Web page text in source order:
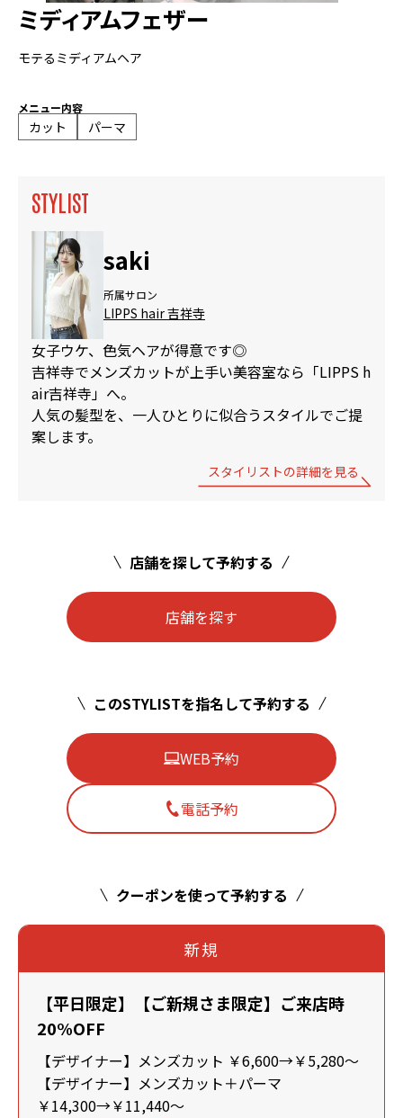
ミディアムフェザー
モテるミディアムヘア
メニュー内容
カット パーマ
STYLIST
saki
所属サロン
LIPPS hair 吉祥寺
女子ウケ、色気ヘアが得意です◎
吉祥寺でメンズカットが上手い美容室なら「LIPPS h
air吉祥寺」へ。
人気の髪型を、一人ひとりに似合うスタイルでご提
案します。
スタイリストの詳細を見る
店舗を探して予約する
店舗を探す
このSTYLISTを指名して予約する
WEB予約
電話予約
クーポンを使って予約する
新規
【平日限定】【ご新規さま限定】ご来店時
20%OFF
【デザイナー】メンズカット ￥6,600→￥5,280～
【デザイナー】メンズカット＋パーマ
￥14,300→￥11,440～